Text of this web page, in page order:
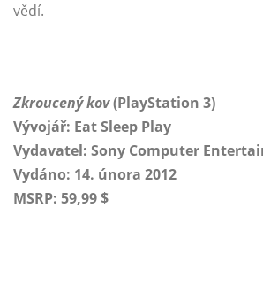
vědí.
Zkroucený kov(PlayStation 3)
Vývojář: Eat Sleep Play
Vydavatel: Sony Computer
Vydáno: 14. února 2012
MSRP: 59,99 $